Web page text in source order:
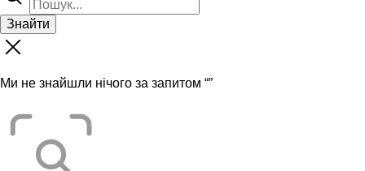
Знайти
Ми не знайшли нічого за запитом “”